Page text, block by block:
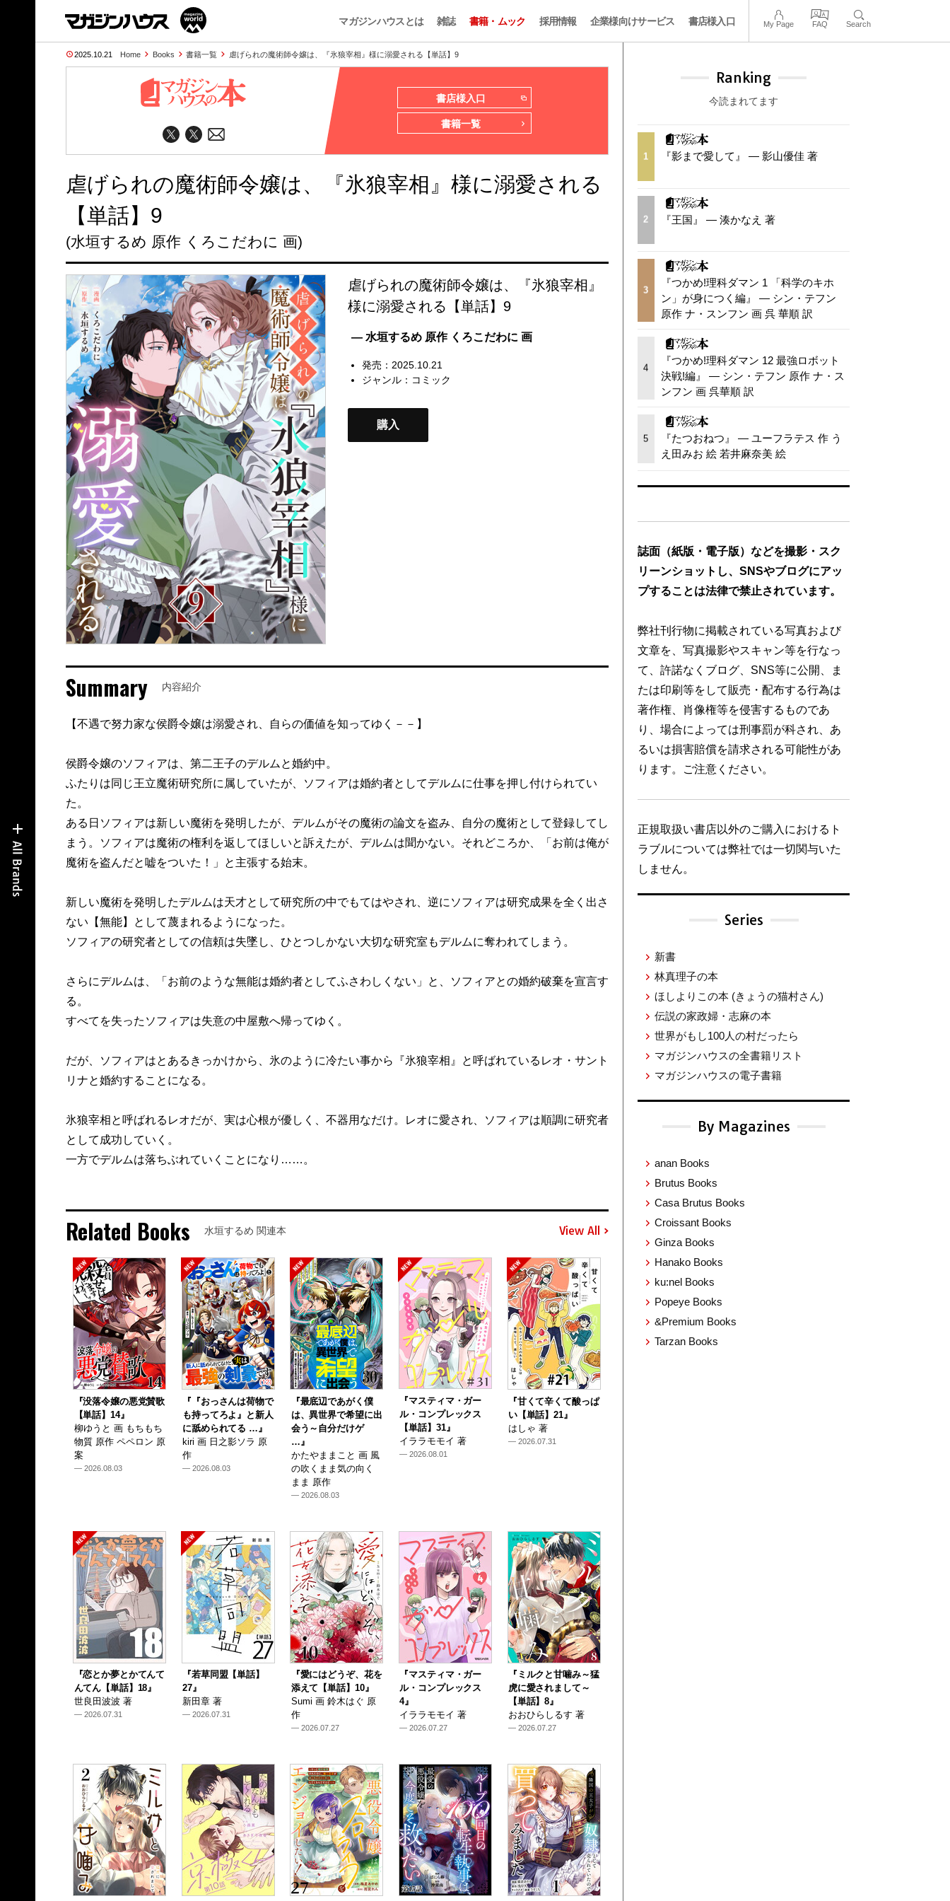
マガジンハウスとは 雑誌 書籍・ムック 採用情報 企業様向けサービス 書店様入口 My Page FAQ Search
2025.10.21 Home Books 書籍一覧 虐げられの魔術師令嬢は、『氷狼宰相』様に溺愛される【単話】9
書店様入口
書籍一覧
虐げられの魔術師令嬢は、『氷狼宰相』様に溺愛される
【単話】9
(水垣するめ 原作 くろこだわに 画)
虐げられの魔術師令嬢は、『氷狼宰相』
様に溺愛される【単話】9
— 水垣するめ 原作 くろこだわに 画
発売：2025.10.21
ジャンル： コミック
購入
Summary 内容紹介
【不遇で努力家な侯爵令嬢は溺愛され、自らの価値を知ってゆく－－】
侯爵令嬢のソフィアは、第二王子のデルムと婚約中。
ふたりは同じ王立魔術研究所に属していたが、ソフィアは婚約者としてデルムに仕事を押し付けられてい
た。
ある日ソフィアは新しい魔術を発明したが、デルムがその魔術の論文を盗み、自分の魔術として登録してし
まう。ソフィアは魔術の権利を返してほしいと訴えたが、デルムは聞かない。それどころか、「お前は俺が
魔術を盗んだと嘘をついた！」と主張する始末。
新しい魔術を発明したデルムは天才として研究所の中でもてはやされ、逆にソフィアは研究成果を全く出さ
ない【無能】として蔑まれるようになった。
ソフィアの研究者としての信頼は失墜し、ひとつしかない大切な研究室もデルムに奪われてしまう。
さらにデルムは、「お前のような無能は婚約者としてふさわしくない」と、ソフィアとの婚約破棄を宣言す
る。
すべてを失ったソフィアは失意の中屋敷へ帰ってゆく。
だが、ソフィアはとあるきっかけから、氷のように冷たい事から『氷狼宰相』と呼ばれているレオ・サント
リナと婚約することになる。
氷狼宰相と呼ばれるレオだが、実は心根が優しく、不器用なだけ。レオに愛され、ソフィアは順調に研究者
として成功していく。
一方でデルムは落ちぶれていくことになり……。
Related Books 水垣するめ 関連本 View All
『没落令嬢の悪党賛歌
【単話】14』
柳ゆうと 画 もちもち
物質 原作 ペペロン 原
案
— 2026.08.03
『『おっさんは荷物で
も持ってろよ』と新人
に舐められてる …』
kiri 画 日之影ソラ 原
作
— 2026.08.03
『最底辺であがく僕
は、異世界で希望に出
会う～自分だけゲ
…』
かたやままこと 画 風
の吹くまま気の向く
まま 原作
— 2026.08.03
『マスティマ・ガー
ル・コンプレックス
【単話】31』
イララモモイ 著
— 2026.08.01
『甘くて辛くて酸っぱ
い【単話】21』
はしゃ 著
— 2026.07.31
『恋とか夢とかてんて
んてん【単話】18』
世良田波波 著
— 2026.07.31
『若草同盟【単話】
27』
新田章 著
— 2026.07.31
『愛にはどうぞ、花を
添えて【単話】10』
Sumi 画 鈴木はぐ 原
作
— 2026.07.27
『マスティマ・ガー
ル・コンプレックス
4』
イララモモイ 著
— 2026.07.27
『ミルクと甘噛み～猛
虎に愛されまして～
【単話】8』
おおひらしるす 著
— 2026.07.27
Ranking
今読まれてます
1 『影まで愛して』 — 影山優佳 著
2 『王国』 — 湊かなえ 著
3
『つかめ!理科ダマン 1 「科学のキホ
ン」が身につく編』 — シン・テフン
原作 ナ・スンフン 画 呉 華順 訳
4
『つかめ!理科ダマン 12 最強ロボット
決戦!編』 — シン・テフン 原作 ナ・ス
ンフン 画 呉華順 訳
5
『たつおねつ』 — ユーフラテス 作 う
え田みお 絵 若井麻奈美 絵
誌面（紙版・電子版）などを撮影・スク
リーンショットし、SNSやブログにアッ
プすることは法律で禁止されています。
弊社刊行物に掲載されている写真および
文章を、写真撮影やスキャン等を行なっ
て、許諾なくブログ、SNS等に公開、ま
たは印刷等をして販売・配布する行為は
著作権、肖像権等を侵害するものであ
り、場合によっては刑事罰が科され、あ
るいは損害賠償を請求される可能性があ
ります。ご注意ください。
正規取扱い書店以外のご購入におけるト
ラブルについては弊社では一切関与いた
しません。
Series
新書
林真理子の本
ほしよりこの本 (きょうの猫村さん)
伝説の家政婦・志麻の本
世界がもし100人の村だったら
マガジンハウスの全書籍リスト
マガジンハウスの電子書籍
By Magazines
anan Books
Brutus Books
Casa Brutus Books
Croissant Books
Ginza Books
Hanako Books
ku:nel Books
Popeye Books
&Premium Books
Tarzan Books